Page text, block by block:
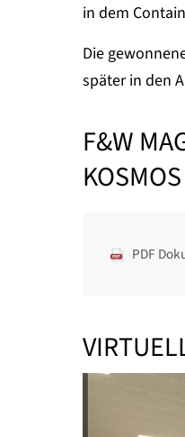
in dem
Die
später in den
F&W
KOSMOS
PDF